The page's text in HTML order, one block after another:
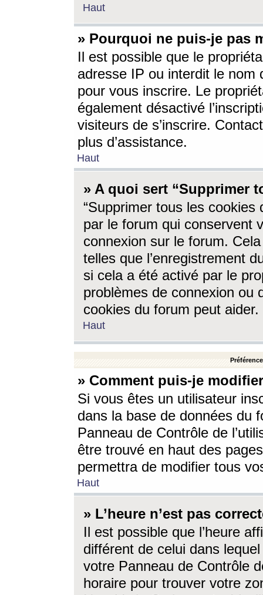
Haut
» Pourquoi ne puis-je pas
Il est possible que le
adresse IP ou interdit le nom
pour vous inscrire. Le
également désactivé
visiteurs de s’inscrire.
plus d’assistance.
Haut
» A quoi sert “Supprimer
“Supprimer tous les cookies
par le forum qui conservent
connexion sur le forum.
telles que l’enregistrement
si cela a été activé par le
problèmes de connexion ou
cookies du forum peut aider.
Haut
» Comment puis-je
Si vous êtes un utilisateur
dans la base de données du
Panneau de Contrôle de
être trouvé en haut des
permettra de modifier tous
Haut
» L’heure n’est pas
Il est possible que l’heure
différent de celui dans
votre Panneau de Contrôle
horaire pour trouver votre